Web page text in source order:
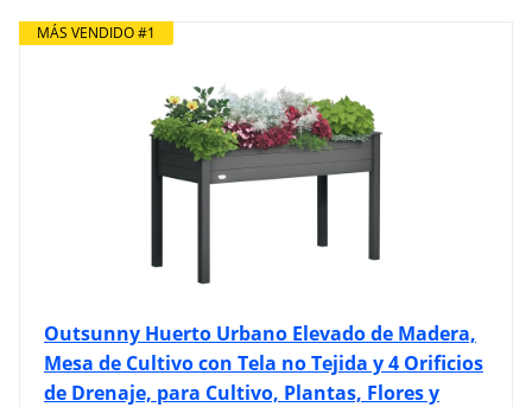
MÁS VENDIDO #1
Outsunny Huerto Urbano Elevado de Madera,
Mesa de Cultivo con Tela no Tejida y 4 Orificios
de Drenaje, para Cultivo, Plantas, Flores y